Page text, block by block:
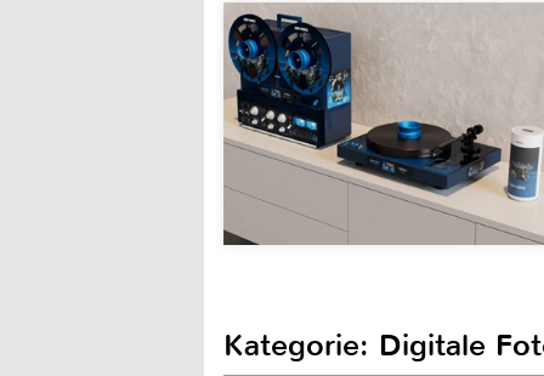
Kategorie: Digitale